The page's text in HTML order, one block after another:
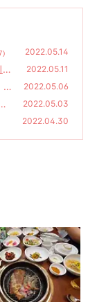
2022.05.14
2022.05.11
(2
2022.05.06
2022.05.03
2022.04.30